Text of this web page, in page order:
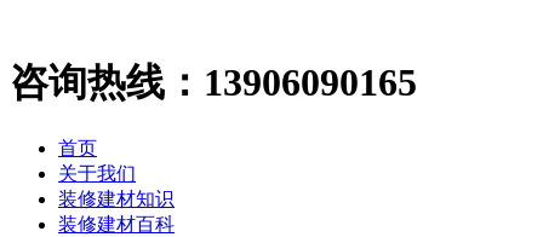
咨询热线： 13906090165
首页
关于我们
装修建材知识
装修建材百科